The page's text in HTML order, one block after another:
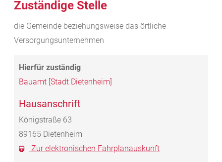
Zuständige Stelle
die Gemeinde beziehungsweise das örtliche
Versorgungsunternehmen
Bauamt [Stadt Dietenheim]
Hausanschrift
Königstraße 63
89165 Dietenheim
Zur elektronischen Fahrplanauskunft